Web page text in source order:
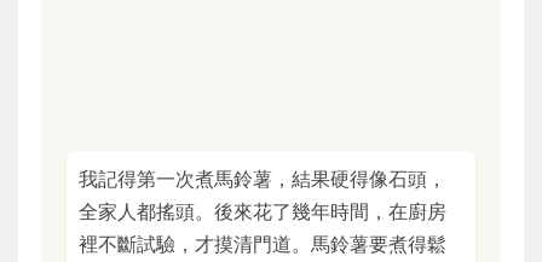
我記得第一次煮馬鈴薯，結果硬得像石頭，
全家人都搖頭。後來花了幾年時間，在廚房
裡不斷試驗，才摸清門道。馬鈴薯要煮得鬆